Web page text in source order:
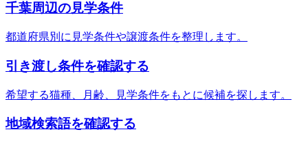
千葉周辺の見学条件
都道府県別に見学条件や譲渡条件を整理します。
引き渡し条件を確認する
希望する猫種、月齢、見学条件をもとに候補を探します。
地域検索語を確認する